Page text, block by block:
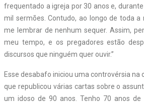
frequentado a igreja por 30 anos e,
mil sermões. Contudo, ao longo de toda a
me lembrar de nenhum sequer. Assim,
meu tempo, e os pregadores estão
discursos que ninguém quer ouvir.”
Esse desabafo iniciou uma controvérsia na
que republicou várias cartas sobre o
um idoso de 90 anos. Tenho 70 anos de